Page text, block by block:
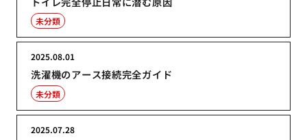
未分類
洗濯機のアース接続完全ガイド
2025.08.01
未分類
2025.07.28